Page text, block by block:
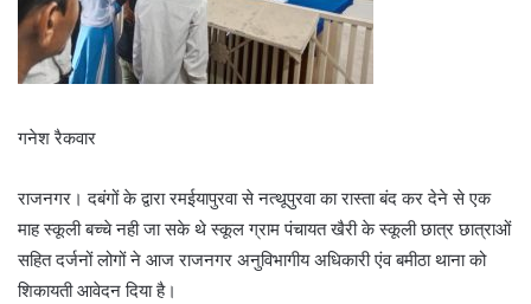
गनेश रैकवार
राजनगर। दबंगों के द्वारा रमईयापुरवा से नत्थूपुरवा का रास्ता बंद कर देने से एक
माह स्कूली बच्चे नही जा सके थे स्कूल ग्राम पंचायत खैरी के स्कूली छात्र छात्राओं
सहित दर्जनों लोगों ने आज राजनगर अनुविभागीय अधिकारी एंव बमीठा थाना को
शिकायती आवेदन दिया है।